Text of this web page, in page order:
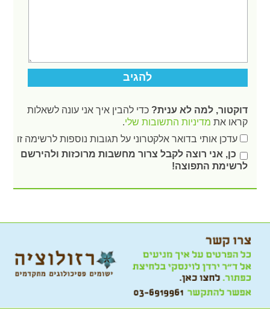
דוקטור, למה לא ענית? כדי להבין איך אני עונה לשאלות
קראו את מדיניות התשובות שלי.
עדכן אותי בדואר אלקטרוני על תגובות נוספות לרשימה זו
כן, אני רוצה לקבל צרור מחשבות מרוכזות ולהירשם
לרשימת התפוצה!